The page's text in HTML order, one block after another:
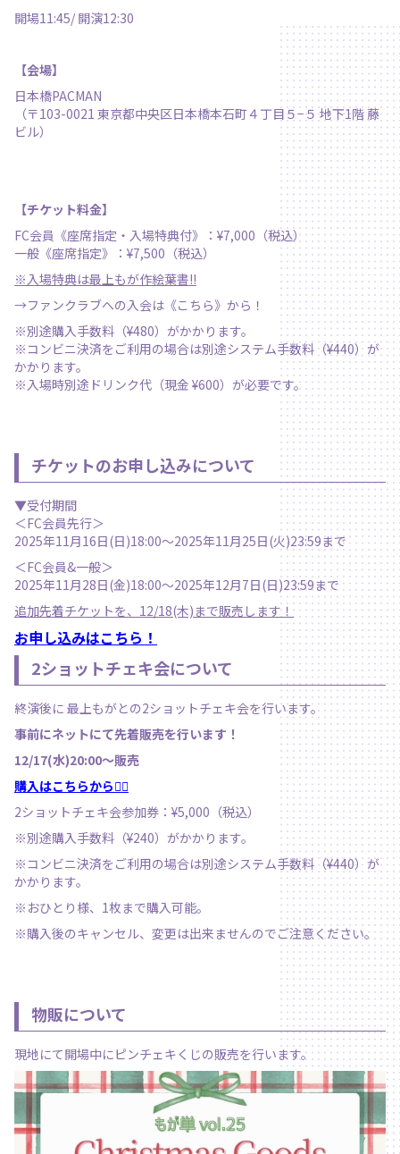
開場11:45/ 開演12:30
【会場】
日本橋PACMAN
（〒103-0021 東京都中央区日本橋本石町４丁目５−５ 地下1階 藤
ビル）
【チケット料金】
FC会員《座席指定・入場特典付》：¥7,000（税込）
一般《座席指定》：¥7,500（税込）
※入場特典は最上もが作絵葉書!!
→ファンクラブへの入会は《こちら》から！
※別途購入手数料（¥480）がかかります。
※コンビニ決済をご利用の場合は別途システム手数料（¥440）が
かかります。
※入場時別途ドリンク代（現金 ¥600）が必要です。
チケットのお申し込みについて
▼受付期間
＜FC会員先行＞
2025年11月16日(日)18:00〜2025年11月25日(火)23:59まで
＜FC会員&一般＞
2025年11月28日(金)18:00〜2025年12月7日(日)23:59まで
追加先着チケットを、12/18(木)まで販売します！
お申し込みはこちら！
2ショットチェキ会について
終演後に 最上もがとの2ショットチェキ会を行います。
事前にネットにて先着販売を行います！
12/17(水)20:00〜販売
購入はこちらから💁‍♀️
2ショットチェキ会参加券：¥5,000（税込）
※別途購入手数料（¥240）がかかります。
※コンビニ決済をご利用の場合は別途システム手数料（¥440）が
かかります。
※おひとり様、1枚まで購入可能。
※購入後のキャンセル、変更は出来ませんのでご注意ください。
物販について
現地にて開場中にピンチェキくじの販売を行います。